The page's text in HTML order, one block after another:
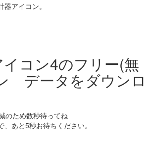
アイコン。
コン4のフリー(無
データをダウンロ
、あと5秒お待ちください。